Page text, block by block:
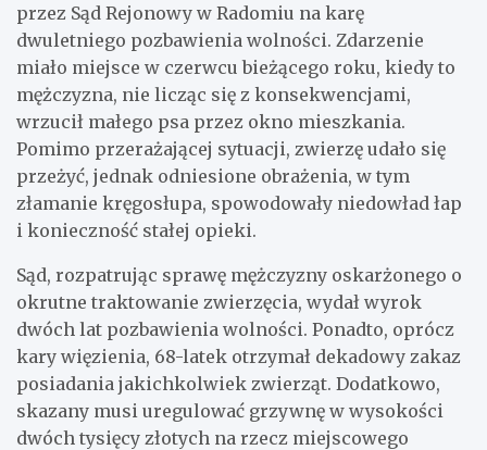
przez Sąd Rejonowy w Radomiu na karę
dwuletniego pozbawienia wolności. Zdarzenie
miało miejsce w czerwcu bieżącego roku, kiedy to
mężczyzna, nie licząc się z konsekwencjami,
wrzucił małego psa przez okno mieszkania.
Pomimo przerażającej sytuacji, zwierzę udało się
przeżyć, jednak odniesione obrażenia, w tym
złamanie kręgosłupa, spowodowały niedowład łap
i konieczność stałej opieki.
Sąd, rozpatrując sprawę mężczyzny oskarżonego o
okrutne traktowanie zwierzęcia, wydał wyrok
dwóch lat pozbawienia wolności. Ponadto, oprócz
kary więzienia, 68-latek otrzymał dekadowy zakaz
posiadania jakichkolwiek zwierząt. Dodatkowo,
skazany musi uregulować grzywnę w wysokości
dwóch tysięcy złotych na rzecz miejscowego